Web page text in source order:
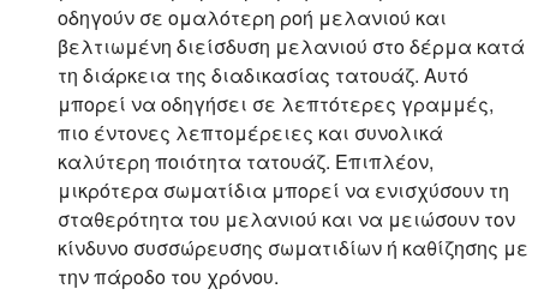
οδηγούν σε ομαλότερη ροή μελανιού και
βελτιωμένη διείσδυση μελανιού στο δέρμα κατά
τη διάρκεια της διαδικασίας τατουάζ. Αυτό
μπορεί να οδηγήσει σε λεπτότερες γραμμές,
πιο έντονες λεπτομέρειες και συνολικά
καλύτερη ποιότητα τατουάζ. Επιπλέον,
μικρότερα σωματίδια μπορεί να ενισχύσουν τη
σταθερότητα του μελανιού και να μειώσουν τον
κίνδυνο συσσώρευσης σωματιδίων ή καθίζησης με
την πάροδο του χρόνου.